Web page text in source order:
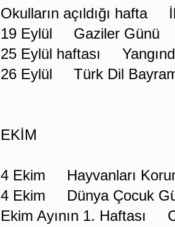
Okulların açıldığı hafta
19 Eylül Gaziler Günü
25 Eylül haftası
26 Eylül Türk Dil
EKİM
4 Ekim Hayvanları
4 Ekim Dünya Çocuk
Ekim Ayının 1. Haftası